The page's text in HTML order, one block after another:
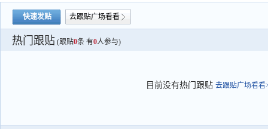
快速发贴 去跟贴广场看看
热门跟贴 (跟贴0条 有0人参与)
目前没有热门跟贴 去跟贴广场看看